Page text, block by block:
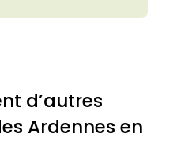
d’autres
Ardennes en